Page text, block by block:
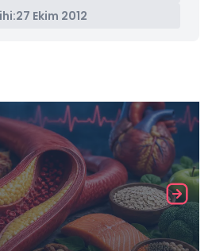
27 Ekim 2012